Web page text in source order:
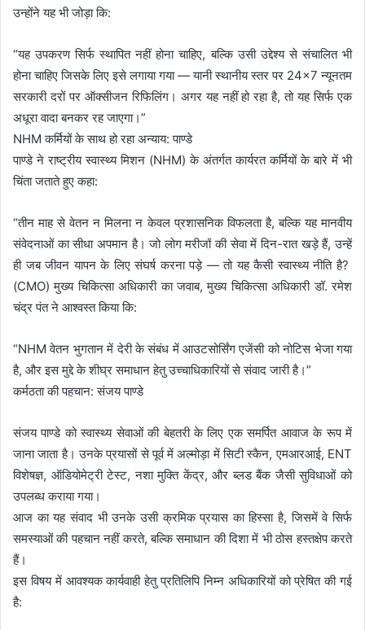
उन्होंने यह भी जोड़ा कि:
“यह उपकरण सिर्फ स्थापित नहीं होना चाहिए, बल्कि उसी उद्देश्य से संचालित भी
होना चाहिए जिसके लिए इसे लगाया गया — यानी स्थानीय स्तर पर 24×7 न्यूनतम
सरकारी दरों पर ऑक्सीजन रिफिलिंग। अगर यह नहीं हो रहा है, तो यह सिर्फ एक
अधूरा वादा बनकर रह जाएगा।”
NHM कर्मियों के साथ हो रहा अन्याय: पाण्डे
पाण्डे ने राष्ट्रीय स्वास्थ्य मिशन (NHM) के अंतर्गत कार्यरत कर्मियों के बारे में भी
चिंता जताते हुए कहा:
“तीन माह से वेतन न मिलना न केवल प्रशासनिक विफलता है, बल्कि यह मानवीय
संवेदनाओं का सीधा अपमान है। जो लोग मरीजों की सेवा में दिन-रात खड़े हैं, उन्हें
ही जब जीवन यापन के लिए संघर्ष करना पड़े — तो यह कैसी स्वास्थ्य नीति है?
(CMO) मुख्य चिकित्सा अधिकारी का जवाब, मुख्य चिकित्सा अधिकारी डॉ. रमेश
चंद्र पंत ने आश्वस्त किया कि:
“NHM वेतन भुगतान में देरी के संबंध में आउटसोर्सिंग एजेंसी को नोटिस भेजा गया
है, और इस मुद्दे के शीघ्र समाधान हेतु उच्चाधिकारियों से संवाद जारी है।”
कर्मठता की पहचान: संजय पाण्डे
संजय पाण्डे को स्वास्थ्य सेवाओं की बेहतरी के लिए एक समर्पित आवाज के रूप में
जाना जाता है। उनके प्रयासों से पूर्व में अल्मोड़ा में सिटी स्कैन, एमआरआई, ENT
विशेषज्ञ, ऑडियोमेट्री टेस्ट, नशा मुक्ति केंद्र, और ब्लड बैंक जैसी सुविधाओं को
उपलब्ध कराया गया।
आज का यह संवाद भी उनके उसी क्रमिक प्रयास का हिस्सा है, जिसमें वे सिर्फ
समस्याओं की पहचान नहीं करते, बल्कि समाधान की दिशा में भी ठोस हस्तक्षेप करते
हैं।
इस विषय में आवश्यक कार्यवाही हेतु प्रतिलिपि निम्न अधिकारियों को प्रेषित की गई
है: